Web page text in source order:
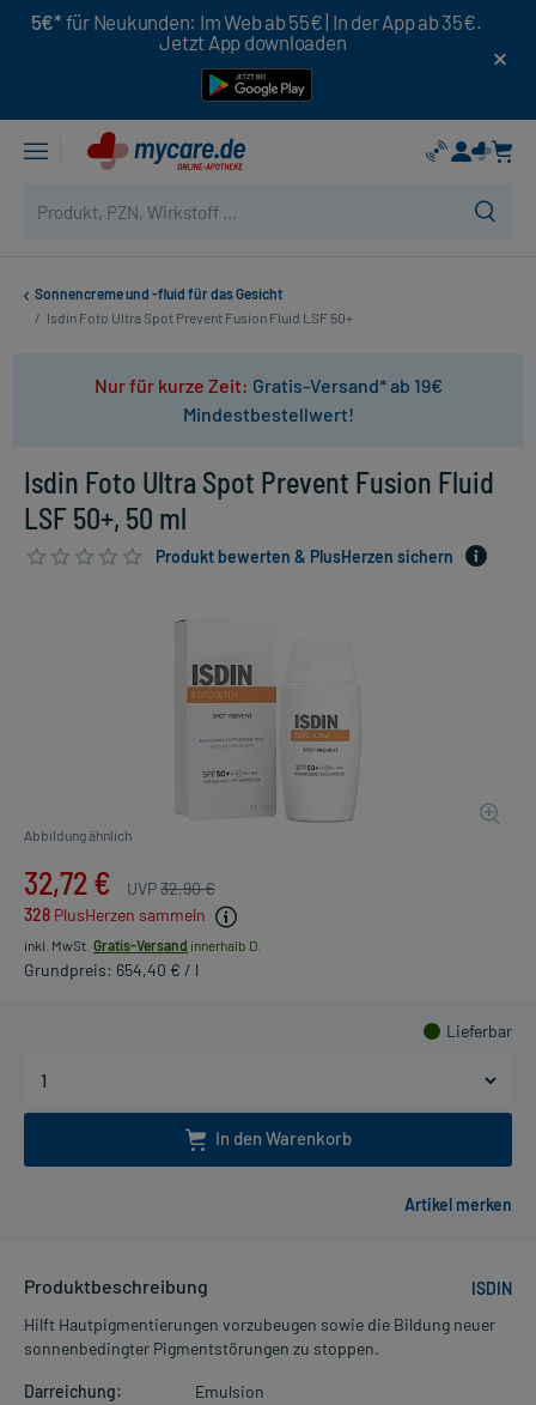
5€* für Neukunden: Im Web ab 55€ | In der App ab 35€.
Jetzt App downloaden
Sonnencreme und -fluid für das Gesicht
/ Isdin Foto Ultra Spot Prevent Fusion Fluid LSF 50+
Nur für kurze Zeit: Gratis-Versand* ab 19€
Mindestbestellwert!
Isdin Foto Ultra Spot Prevent Fusion Fluid
LSF 50+, 50 ml
Produkt bewerten & PlusHerzen sichern
Abbildung ähnlich
32,72 € UVP32,90 €
328 PlusHerzen sammeln
inkl. MwSt. Gratis-Versand innerhalb D.
Grundpreis: 654,40 € / l
Lieferbar
In den Warenkorb
Produktbeschreibung
ISDIN
Hilft Hautpigmentierungen vorzubeugen sowie die Bildung neuer
sonnenbedingter Pigmentstörungen zu stoppen.
Darreichung:
Emulsion